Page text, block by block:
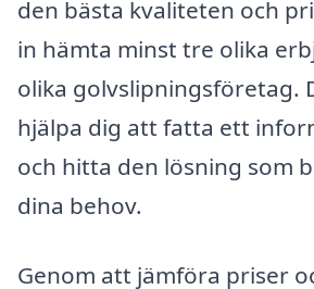
den bästa kvaliteten och
in hämta minst tre olika
olika golvslipningsföretag.
hjälpa dig att fatta ett
och hitta den lösning som
dina behov.
Genom att jämföra priser